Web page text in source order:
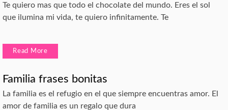
Te quiero mas que todo el chocolate del mundo. Eres el sol
que ilumina mi vida, te quiero infinitamente. Te
Read More
Familia frases bonitas
La familia es el refugio en el que siempre encuentras amor. El
amor de familia es un regalo que dura